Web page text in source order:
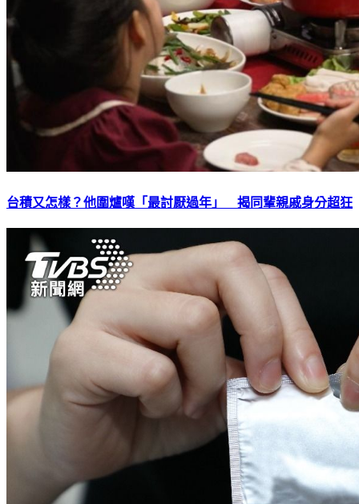
台積又怎樣？他圍爐嘆「最討厭過年」 揭同輩親戚身分超狂